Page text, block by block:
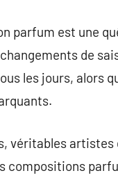
parfum est une
de
les jours, alors
véritables artistes
compositions